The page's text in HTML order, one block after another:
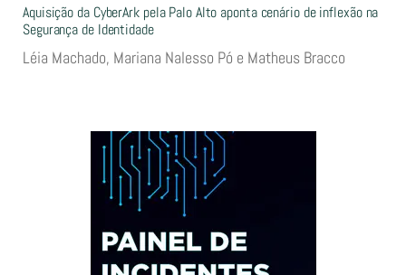
Aquisição da CyberArk pela Palo Alto aponta cenário de inflexão na
Segurança de Identidade
Léia Machado, Mariana Nalesso Pó e Matheus Bracco